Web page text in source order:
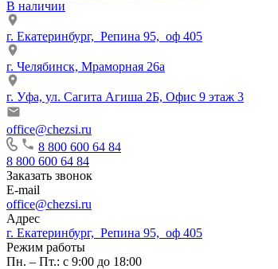
В наличии
г. Екатеринбург, Репина 95, оф 405
г. Челябинск, Мраморная 26а
г. Уфа, ул. Сагита Агиша 2Б, Офис 9 этаж 3
office@chezsi.ru
8 800 600 64 84
8 800 600 64 84
Заказать звонок
E-mail
office@chezsi.ru
Адрес
г. Екатеринбург, Репина 95, оф 405
Режим работы
Пн. – Пт.: с 9:00 до 18:00